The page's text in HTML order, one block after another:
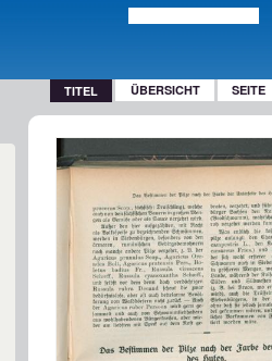
TITEL ÜBERSICHT SEITE